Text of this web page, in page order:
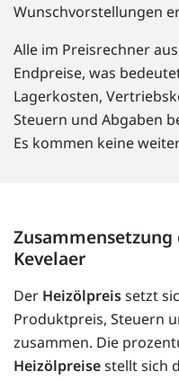
Wunschvorstellungen
Alle im Preisrechner
Endpreise, was
Lagerkosten,
Steuern und Abgaben
Es kommen keine
Kevelaer
Der Heizölpreissetzt
Produktpreis, Steuern
zusammen. Die
Heizölpreisestellt sich